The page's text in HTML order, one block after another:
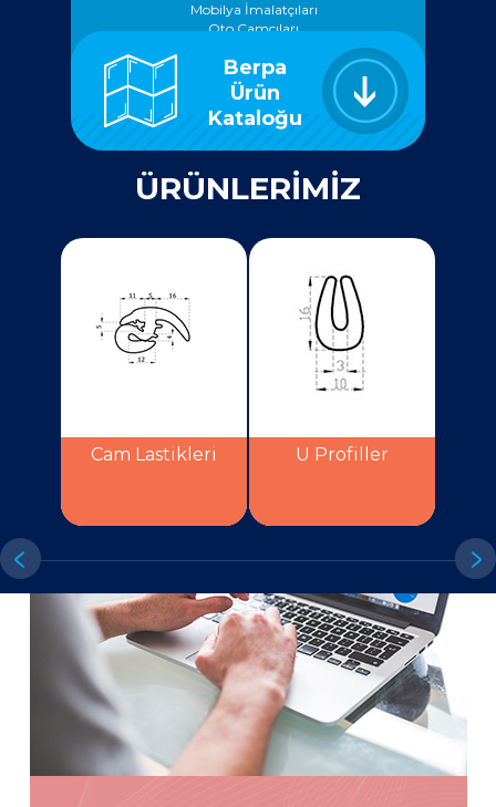
Mobilya İmalatçıları
Oto Camcıları
Oto Tamir Bakım Servisleri
Oto Yedek Parçacıları
Pano İmalatçıları
Prefabrik Yapı İmalatçıları
Vagon Sanayi
Berpa
Ürün
Kataloğu
ÜRÜNLERİMİZ
Cam Lastikleri U Profiller